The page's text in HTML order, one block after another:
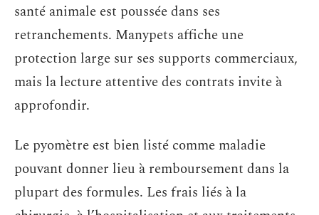
santé animale est poussée dans ses
retranchements. Manypets affiche une
protection large sur ses supports commerciaux,
mais la lecture attentive des contrats invite à
approfondir.
Le pyomètre est bien listé comme maladie
pouvant donner lieu à remboursement dans la
plupart des formules. Les frais liés à la